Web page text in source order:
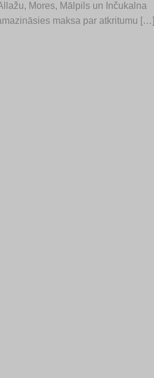
Mores, Mālpils un Inčukalna
maksa par atkritumu […]